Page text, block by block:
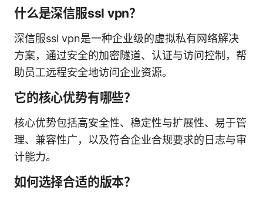
什么是深信服ssl vpn？
深信服ssl vpn是一种企业级的虚拟私有网络解决
方案，通过安全的加密隧道、认证与访问控制，帮
助员工远程安全地访问企业资源。
它的核心优势有哪些？
核心优势包括高安全性、稳定性与扩展性、易于管
理、兼容性广，以及符合企业合规要求的日志与审
计能力。
如何选择合适的版本？